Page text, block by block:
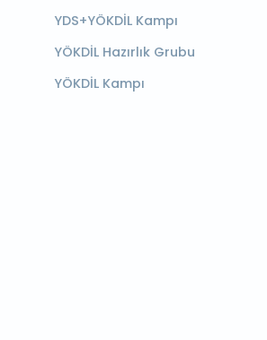
YDS+YÖKDİL Kampı
YÖKDİL Hazırlık Grubu
YÖKDİL Kampı